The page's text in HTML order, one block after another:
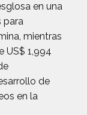
en una
para
mientras
US$ 1,994
de
en la